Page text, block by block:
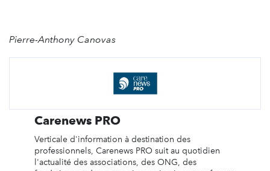
Pierre-Anthony Canovas
Carenews PRO
Verticale d'information à destination des
professionnels, Carenews PRO suit au quotidien
l'actualité des associations, des ONG, des